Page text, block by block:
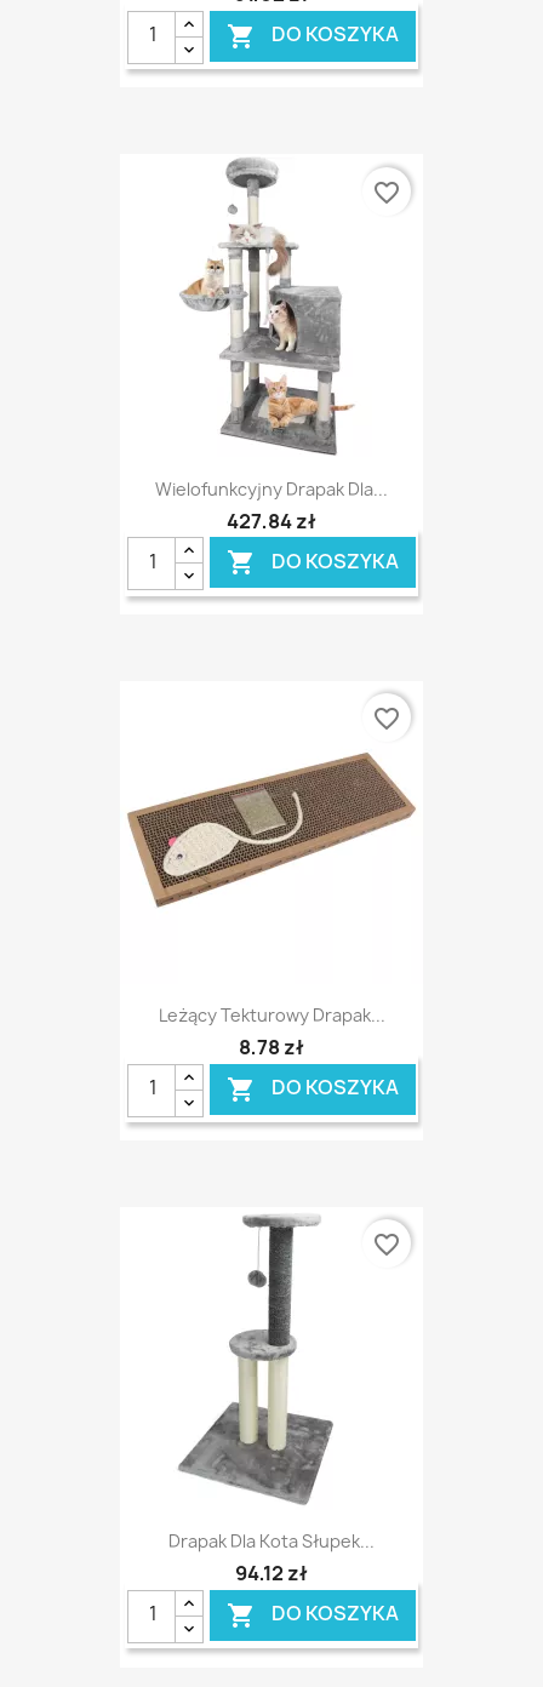
 DO KOSZYKA
Wielofunkcyjny Drapak Dla...
427,84 zł
 DO KOSZYKA
favorite_border
Leżący Tekturowy Drapak...
8,78 zł
 DO KOSZYKA
favorite_border
Drapak Dla Kota Słupek...
94,12 zł
 DO KOSZYKA
favorite_border